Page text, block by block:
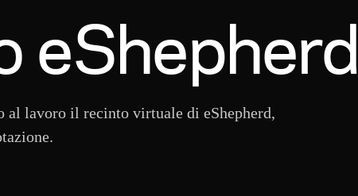
eShepherd
lavoro il recinto virtuale di eShepherd,